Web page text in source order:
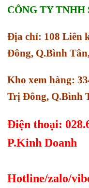
CÔNG TY
Địa chỉ: 108 Liên
Đông, Q.Bình
Kho xem hàng:
Trị Đông, Q.Bình
Điện thoại:
P.Kinh Doanh
Hotline/zalo/